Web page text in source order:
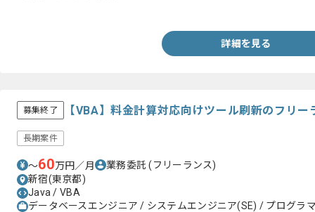
詳細を見る
募集終了 【VBA】料金計算対応向けツール刷新のフリ
長期案件
〜60万円／月 業務委託(フリーランス)
新宿(東京都)
Java / VBA
データベースエンジニア / システムエンジニア(SE) / プログラ